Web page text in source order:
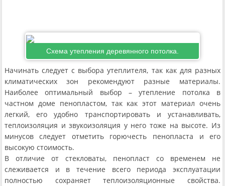
Схема утепления деревянного потолка.
Начинать следует с выбора утеплителя, так как для разных
климатических зон рекомендуют разные материалы.
Наиболее оптимальный выбор – утепление потолка в
частном доме пенопластом, так как этот материал очень
легкий, его удобно транспортировать и устанавливать,
теплоизоляция и звукоизоляция у него тоже на высоте. Из
минусов следует отметить горючесть пенопласта и его
высокую стоимость.
В отличие от стекловаты, пенопласт со временем не
слеживается и в течение всего периода эксплуатации
полностью сохраняет теплоизоляционные свойства.